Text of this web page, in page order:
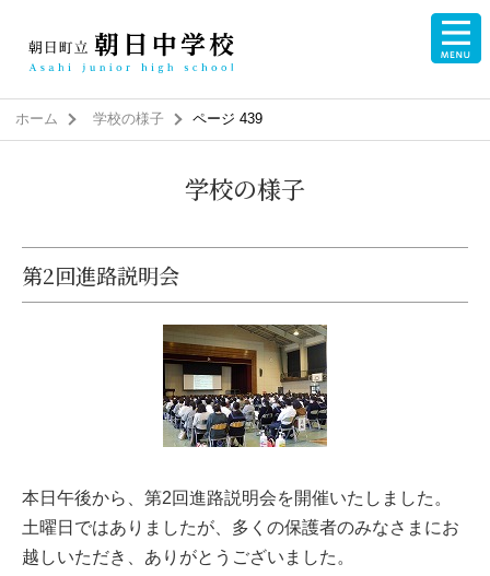
ホーム 学校の様子 ページ 439
学校の様子
第2回進路説明会
本日午後から、第2回進路説明会を開催いたしました。
土曜日ではありましたが、多くの保護者のみなさまにお
越しいただき、ありがとうございました。